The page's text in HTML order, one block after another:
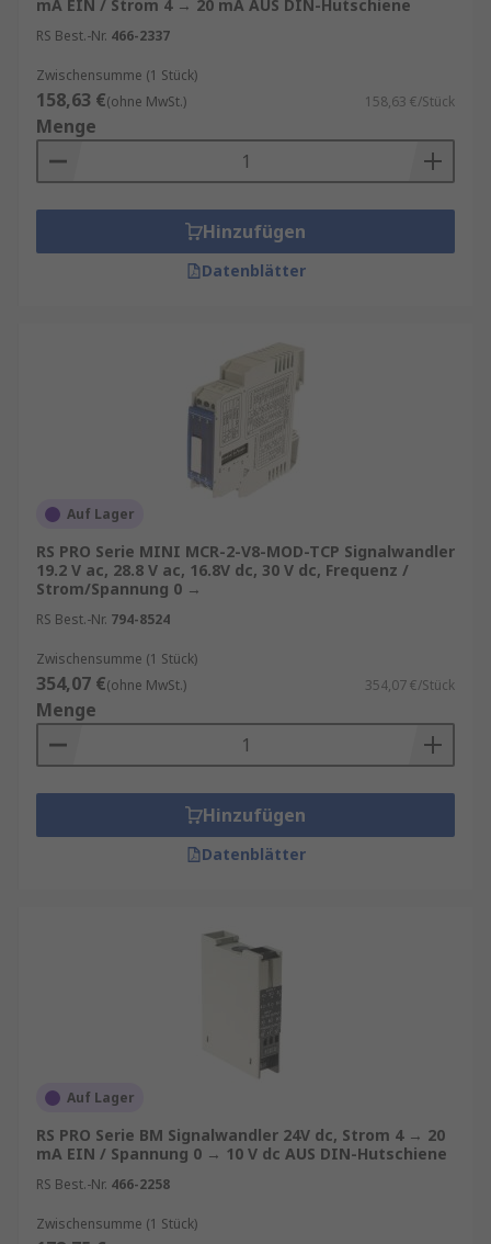
mA EIN / Strom 4 → 20 mA AUS DIN-Hutschiene
RS Best.-Nr. 466-2337
Zwischensumme (1 Stück)
158,63 €(ohne MwSt.) 158,63 €/Stück
Menge
Hinzufügen
Datenblätter
Auf Lager
RS PRO Serie MINI MCR-2-V8-MOD-TCP Signalwandler
19.2 V ac, 28.8 V ac, 16.8V dc, 30 V dc, Frequenz /
Strom/Spannung 0 →
RS Best.-Nr. 794-8524
Zwischensumme (1 Stück)
354,07 €(ohne MwSt.) 354,07 €/Stück
Menge
Hinzufügen
Datenblätter
Auf Lager
RS PRO Serie BM Signalwandler 24V dc, Strom 4 → 20
mA EIN / Spannung 0 → 10 V dc AUS DIN-Hutschiene
RS Best.-Nr. 466-2258
Zwischensumme (1 Stück)